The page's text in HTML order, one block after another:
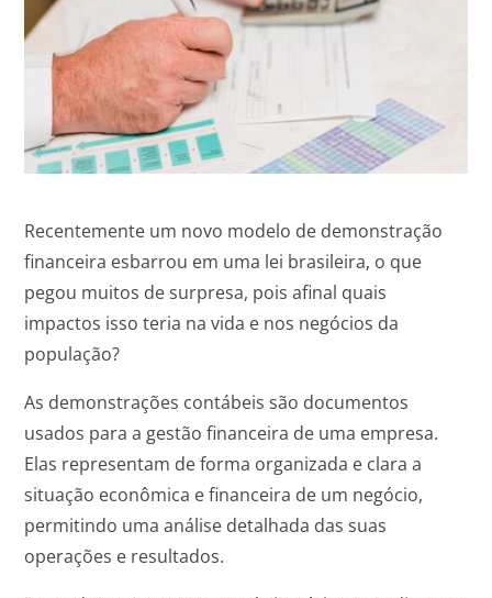
Recentemente um novo modelo de demonstração
financeira esbarrou em uma lei brasileira, o que
pegou muitos de surpresa, pois afinal quais
impactos isso teria na vida e nos negócios da
população?
As demonstrações contábeis são documentos
usados para a gestão financeira de uma empresa.
Elas representam de forma organizada e clara a
situação econômica e financeira de um negócio,
permitindo uma análise detalhada das suas
operações e resultados.